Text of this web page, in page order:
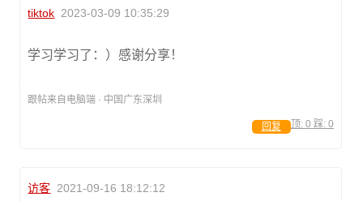
tiktok 2023-03-09 10:35:29
学习学习了：）感谢分享！
跟帖来自电脑端 · 中国广东深圳
顶: 0 踩: 0
回复
访客 2021-09-16 18:12:12